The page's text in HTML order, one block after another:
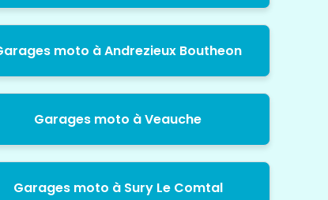
moto à Andrezieux Boutheon
Garages moto à Veauche
Garages moto à Sury Le Comtal